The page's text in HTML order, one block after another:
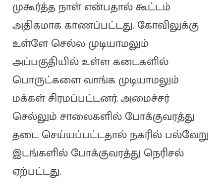
முகூர்த்த நாள் என்பதால் கூட்டம்
அதிகமாக காணப்பட்டது. கோவிலுக்கு
உள்ளே செல்ல முடியாமலும்
அப்பகுதியில் உள்ள கடைகளில்
பொருட்களை வாங்க முடியாமலும்
மக்கள் சிரமப்பட்டனர். அமைச்சர்
செல்லும் சாலைகளில் போக்குவரத்து
தடை செய்யப்பட்டதால் நகரில் பல்வேறு
இடங்களில் போக்குவரத்து நெரிசல்
ஏற்பட்டது.